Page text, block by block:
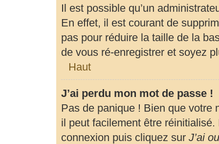
Il est possible qu’un
En effet, il est courant de
pas pour réduire la taille de la
de vous ré-enregistrer et soyez
Haut
J’ai perdu mon mot de passe !
Pas de panique ! Bien que votre
il peut facilement être
connexion puis cliquez sur J’ai